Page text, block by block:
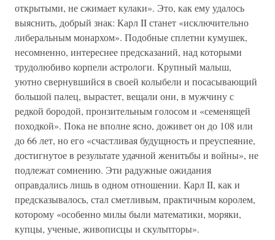
открытыми, не сжимает кулаки». Это, как ему удалось
выяснить, добрый знак: Карл II станет «исключительно
либеральным монархом». Подобные сплетни кумушек,
несомненно, интереснее предсказаний, над которыми
трудолюбиво корпели астрологи. Крупный малыш,
уютно свернувшийся в своей колыбели и посасывающий
большой палец, вырастет, вещали они, в мужчину с
редкой бородой, пронзительным голосом и «семенящей
походкой». Пока не вполне ясно, доживет он до 108 или
до 66 лет, но его «счастливая будущность и преуспеяние,
достигнутое в результате удачной женитьбы и войны», не
подлежат сомнению. Эти радужные ожидания
оправдались лишь в одном отношении. Карл II, как и
предсказывалось, стал сметливым, практичным королем,
которому «особенно милы были математики, моряки,
купцы, ученые, живописцы и скульпторы».